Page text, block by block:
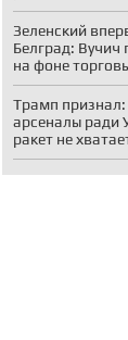
Зеленский
Белград: Вучич
на фоне
Трамп
арсеналы ради
ракет не